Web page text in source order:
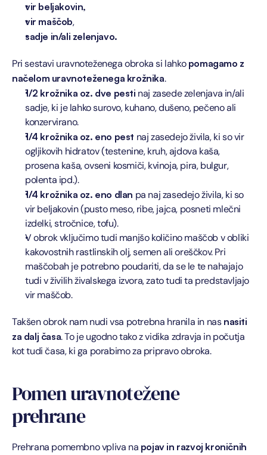
vir beljakovin,
vir maščob,
sadje in/ali zelenjavo.
Pri sestavi uravnoteženega obroka si lahko pomagamo z
načelom uravnoteženega krožnika.
1/2 krožnika oz. dve pesti naj zasede zelenjava in/ali
sadje, ki je lahko surovo, kuhano, dušeno, pečeno ali
konzervirano.
1/4 krožnika oz. eno pest naj zasedejo živila, ki so vir
ogljikovih hidratov (testenine, kruh, ajdova kaša,
prosena kaša, ovseni kosmiči, kvinoja, pira, bulgur,
polenta ipd.).
1/4 krožnika oz. eno dlan pa naj zasedejo živila, ki so
vir beljakovin (pusto meso, ribe, jajca, posneti mlečni
izdelki, stročnice, tofu).
V obrok vključimo tudi manjšo količino maščob v obliki
kakovostnih rastlinskih olj, semen ali oreščkov. Pri
maščobah je potrebno poudariti, da se le te nahajajo
tudi v živilih živalskega izvora, zato tudi ta predstavljajo
vir maščob.
Takšen obrok nam nudi vsa potrebna hranila in nas nasiti
za dalj časa. To je ugodno tako z vidika zdravja in počutja
kot tudi časa, ki ga porabimo za pripravo obroka.
Pomen uravnotežene
prehrane
Prehrana pomembno vpliva na pojav in razvoj kroničnih